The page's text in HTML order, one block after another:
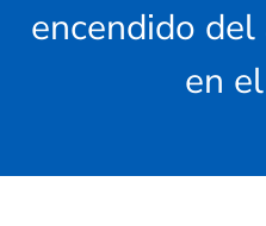
encendido
en